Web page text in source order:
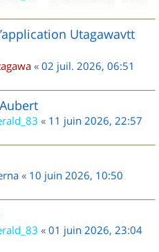
Utagawavtt
« 02 juil. 2026, 06:51
« 11 juin 2026, 22:57
« 10 juin 2026, 10:50
« 01 juin 2026, 23:04